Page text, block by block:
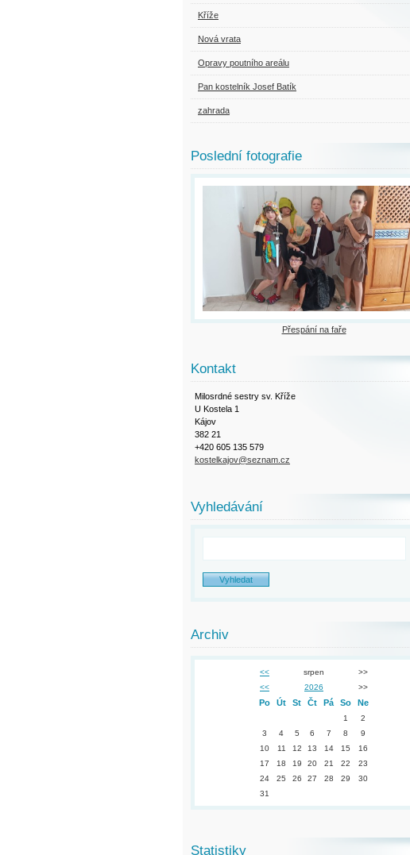
Kříže
Nová vrata
Opravy poutního areálu
Pan kostelník Josef Batík
zahrada
Poslední fotografie
Přespání na faře
Kontakt
Milosrdné sestry sv. Kříže
U Kostela 1
Kájov
382 21
+420 605 135 579
kostelkajov@seznam.cz
Vyhledávání
Archiv
<< srpen
>>
<<
2026 >>
Po Út St Čt Pá So Ne
1
2
3
4 5 6 7 8
9
10
11 12 13 14 15
16
17
18 19 20 21 22
23
24
25 26 27 28 29
30
31
Statistiky